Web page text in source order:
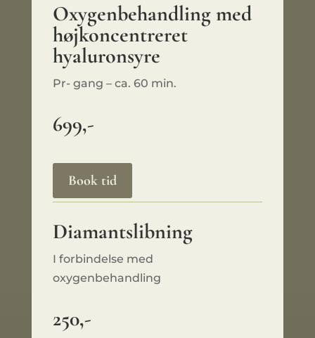
Oxygenbehandling med
højkoncentreret
hyaluronsyre
Pr- gang – ca. 60 min.
699,-
Book tid
Diamantslibning
I forbindelse med
oxygenbehandling
250,-